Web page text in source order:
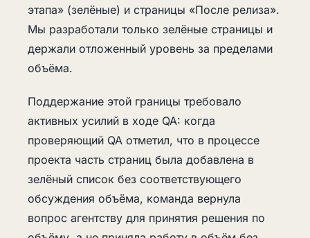
этапа» (зелёные) и страницы «После релиза».
Мы разработали только зелёные страницы и
держали отложенный уровень за пределами
объёма.
Поддержание этой границы требовало
активных усилий в ходе QA: когда
проверяющий QA отметил, что в процессе
проекта часть страниц была добавлена в
зелёный список без соответствующего
обсуждения объёма, команда вернула
вопрос агентству для принятия решения по